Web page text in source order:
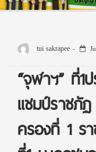
tui sakrapee
“จุฬาฯ” ที่1
แชมป์ราชภั
ครองที่ 1 ร